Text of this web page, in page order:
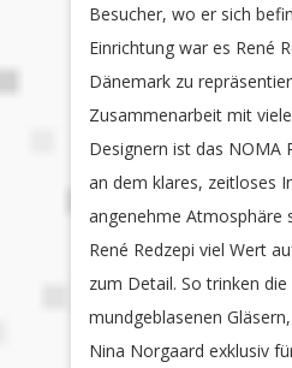
Besucher, wo er sich
Einrichtung war es René
Dänemark zu
Zusammenarbeit mit
Designern ist das NOMA
an dem klares, zeitloses
angenehme Atmosphäre
René Redzepi viel Wert
zum Detail. So trinken die
mundgeblasenen
Nina Norgaard exklusiv